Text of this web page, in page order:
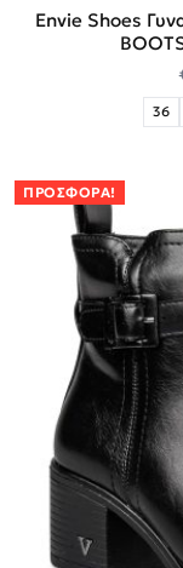
Envie Shoes
36
ΠΡΟΣΦΟΡΆ!